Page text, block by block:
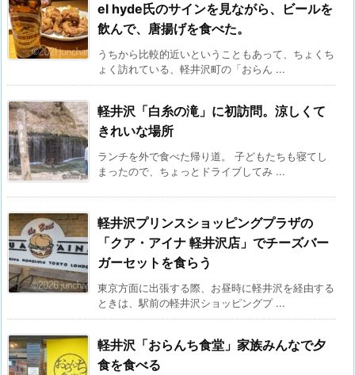
el hyde氏のサインを見ながら、ビールを
飲んで、唐揚げを食べた。
うちから比較的近いということもあって、ちょくち
ょく訪れている、軽井沢町の「おらん ...
軽井沢「白糸の滝」に初訪問。涼しくて
きれいな場所
ランチを外で食べた帰り道。 子どもたちも寝てし
まったので、ちょっとドライブしてみ ...
軽井沢プリンスショッピングプラザの
「クア・アイナ 軽井沢店」でチーズバー
ガーセットを食らう
東京方面に出張する際、お昼時に軽井沢を経由する
ときは、駅前の軽井沢ショッピングプ ...
軽井沢「おらんち食堂」家族みんなで夕
食を食べる